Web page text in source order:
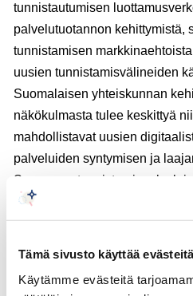
Tämä sivusto käyttää
Käytämme evästeitä
tunnistautumisen
palvelutuotannon kehittymistä,
tunnistamisen
uusien tunnistamisvälineiden
Suomalaisen yhteiskunnan
näkökulmasta tulee keskittyä
mahdollistavat uusien
palveluiden syntymisen ja
Suomessa
hintataso eivät ole kehittyneet
lähialueillamme.
Keskuskauppakamari
tavoitteita. Kun Suomeen on